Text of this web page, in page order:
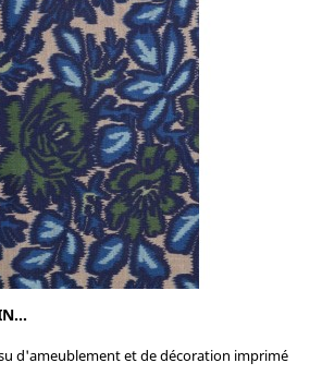
d'ameublement et de décoration imprimé